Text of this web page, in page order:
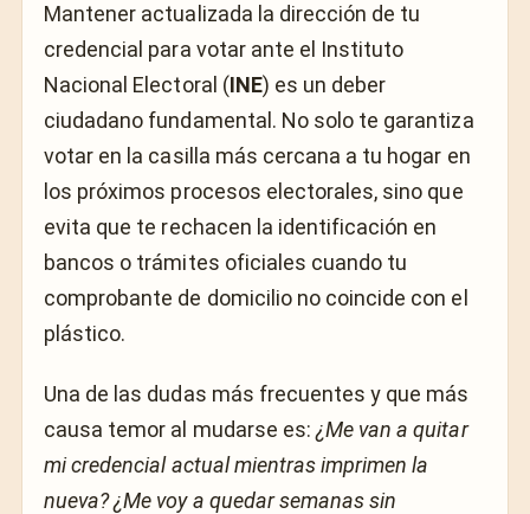
Mantener actualizada la dirección de tu
credencial para votar ante el Instituto
Nacional Electoral (INE) es un deber
ciudadano fundamental. No solo te garantiza
votar en la casilla más cercana a tu hogar en
los próximos procesos electorales, sino que
evita que te rechacen la identificación en
bancos o trámites oficiales cuando tu
comprobante de domicilio no coincide con el
plástico.
Una de las dudas más frecuentes y que más
causa temor al mudarse es: ¿Me van a quitar
mi credencial actual mientras imprimen la
nueva? ¿Me voy a quedar semanas sin